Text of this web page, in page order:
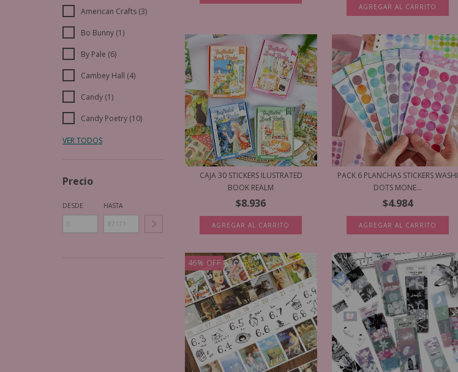
American Crafts (3)
Bo Bunny (1)
By Pale (6)
Cambey Hall (4)
Candy (1)
Candy Poetry (10)
VER TODOS
Precio
DESDE HASTA
AGREGAR AL CARRITO
CAJA 30 STICKERS ILUSTRATED
BOOK REALM
$8.936
AGREGAR AL CARRITO
PACK 6 PLANCHAS STICKERS WASHI
DOTS MONE...
$4.984
AGREGAR AL CARRITO
46% OFF